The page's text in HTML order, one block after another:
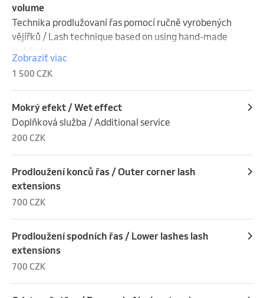
volume
Technika prodlužovaní řas pomocí ručně vyrobených
vějířků / Lash technique based on using hand-made
lashfans
Zobraziť viac
1 500 CZK
Mokrý efekt / Wet effect
Doplňková služba / Additional service
200 CZK
Prodloužení konců řas / Outer corner lash
extensions
700 CZK
Prodloužení spodních řas / Lower lashes lash
extensions
700 CZK